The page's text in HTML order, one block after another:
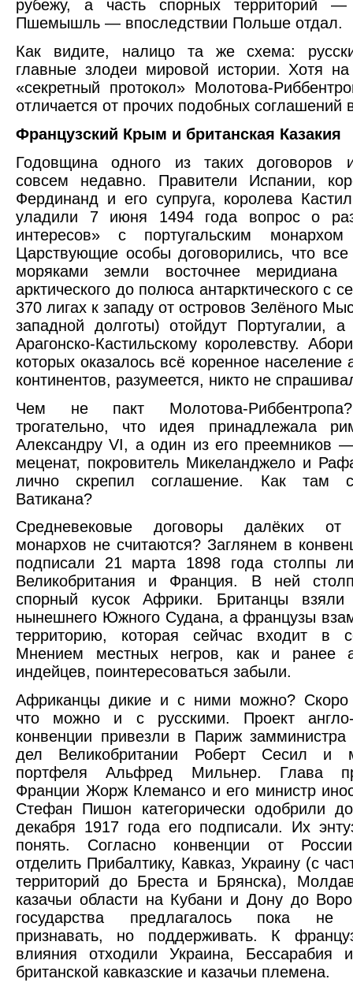
рубежу, а часть спорных территорий
Пшемышль — впоследствии Польше отдал.
Как видите, налицо та же схема:
главные злодеи мировой истории. Хотя
«секретный протокол» Молотова-
отличается от прочих подобных соглашений
Французский Крым и британская Казакия
Годовщина одного из таких договоров
совсем недавно. Правители Испании,
Фердинанд и его супруга, королева
уладили 7 июня 1494 года вопрос о
интересов» с португальским
Царствующие особы договорились, что
моряками земли восточнее меридиана
арктического до полюса антарктического с
370 лигах к западу от островов Зелёного
западной долготы) отойдут Португалии,
Арагонско-Кастильскому королевству.
которых оказалось всё коренное население
континентов, разумеется, никто не
Чем не пакт Молотова-
трогательно, что идея принадлежала
Александру VI, а один из его преемников
меценат, покровитель Микеланджело и
лично скрепил соглашение. Как там
Ватикана?
Средневековые договоры далёких от
монархов не считаются? Заглянем в
подписали 21 марта 1898 года столпы
Великобритания и Франция. В ней
спорный кусок Африки. Британцы
нынешнего Южного Судана, а французы
территорию, которая сейчас входит в
Мнением местных негров, как и ранее
индейцев, поинтересоваться забыли.
Африканцы дикие и с ними можно? Скоро
что можно и с русскими. Проект англо-
конвенции привезли в Париж замминистра
дел Великобритании Роберт Сесил и
портфеля Альфред Мильнер. Глава
Франции Жорж Клемансо и его министр
Стефан Пишон категорически одобрили
декабря 1917 года его подписали. Их
понять. Согласно конвенции от
отделить Прибалтику, Кавказ, Украину (с
территорий до Бреста и Брянска),
казачьи области на Кубани и Дону до
государства предлагалось пока не
признавать, но поддерживать. К
влияния отходили Украина,
британской кавказские и казачьи племена.